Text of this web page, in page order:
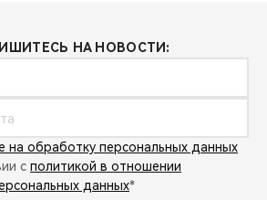
НА НОВОСТИ:
на обработку персональных данных
с политикой в отношении
данных*